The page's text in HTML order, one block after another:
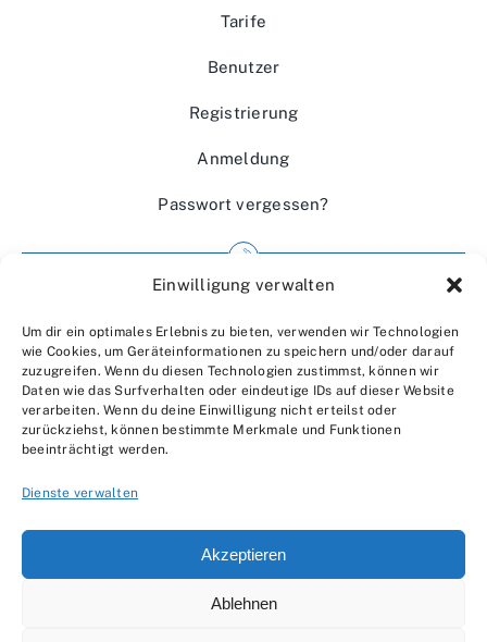
Einwilligung verwalten
Um dir ein optimales Erlebnis zu bieten, verwenden wir Technologien
wie Cookies, um Geräteinformationen zu speichern und/oder darauf
zuzugreifen. Wenn du diesen Technologien zustimmst, können wir
Daten wie das Surfverhalten oder eindeutige IDs auf dieser Website
verarbeiten. Wenn du deine Einwilligung nicht erteilst oder
zurückziehst, können bestimmte Merkmale und Funktionen
beeinträchtigt werden.
Dienste verwalten
Akzeptieren
Ablehnen
Tarife
Benutzer
Registrierung
Anmeldung
Passwort vergessen?
Wir über uns
Kontakt
Datenschutzerklärung
© 2007 - 2026 •by Moveco